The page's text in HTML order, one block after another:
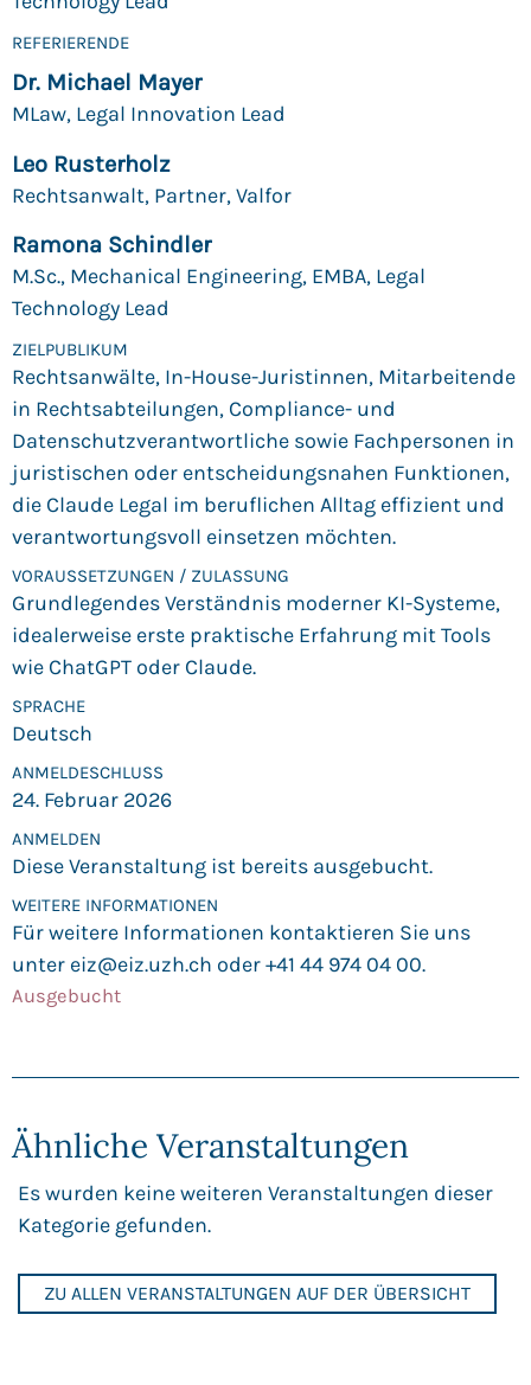
REFERIERENDE
Dr. Michael Mayer
MLaw, Legal Innovation Lead
Leo Rusterholz
Rechtsanwalt, Partner, Valfor
Ramona Schindler
M.Sc., Mechanical Engineering, EMBA, Legal
Technology Lead
ZIELPUBLIKUM
Rechtsanwälte, In-House-Juristinnen, Mitarbeitende
in Rechtsabteilungen, Compliance- und
Datenschutzverantwortliche sowie Fachpersonen in
juristischen oder entscheidungsnahen Funktionen,
die Claude Legal im beruflichen Alltag effizient und
verantwortungsvoll einsetzen möchten.
VORAUS­SETZUNGEN / ZULASSUNG
Grundlegendes Verständnis moderner KI-Systeme,
idealerweise erste praktische Erfahrung mit Tools
wie ChatGPT oder Claude.
SPRACHE
Deutsch
ANMELDE­SCHLUSS
24. Februar 2026
ANMELDEN
Diese Veranstaltung ist bereits ausgebucht.
WEITERE INFORMATIONEN
Für weitere Informationen kontaktieren Sie uns
unter eiz@eiz.uzh.ch oder +41 44 974 04 00.
Ausgebucht
Ähnliche Veranstaltungen
Es wurden keine weiteren Veranstaltungen dieser
Kategorie gefunden.
ZU ALLEN VERANSTALTUNGEN AUF DER ÜBERSICHT